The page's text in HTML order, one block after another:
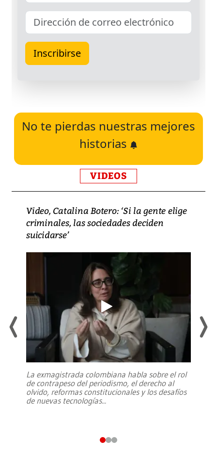
No te pierdas nuestras mejores
historias
VIDEOS
Video, Catalina Botero: ‘Si la gente elige
criminales, las sociedades deciden
suicidarse’
La exmagistrada colombiana habla sobre el rol
de contrapeso del periodismo, el derecho al
olvido, reformas constitucionales y los desafíos
de nuevas tecnologías...